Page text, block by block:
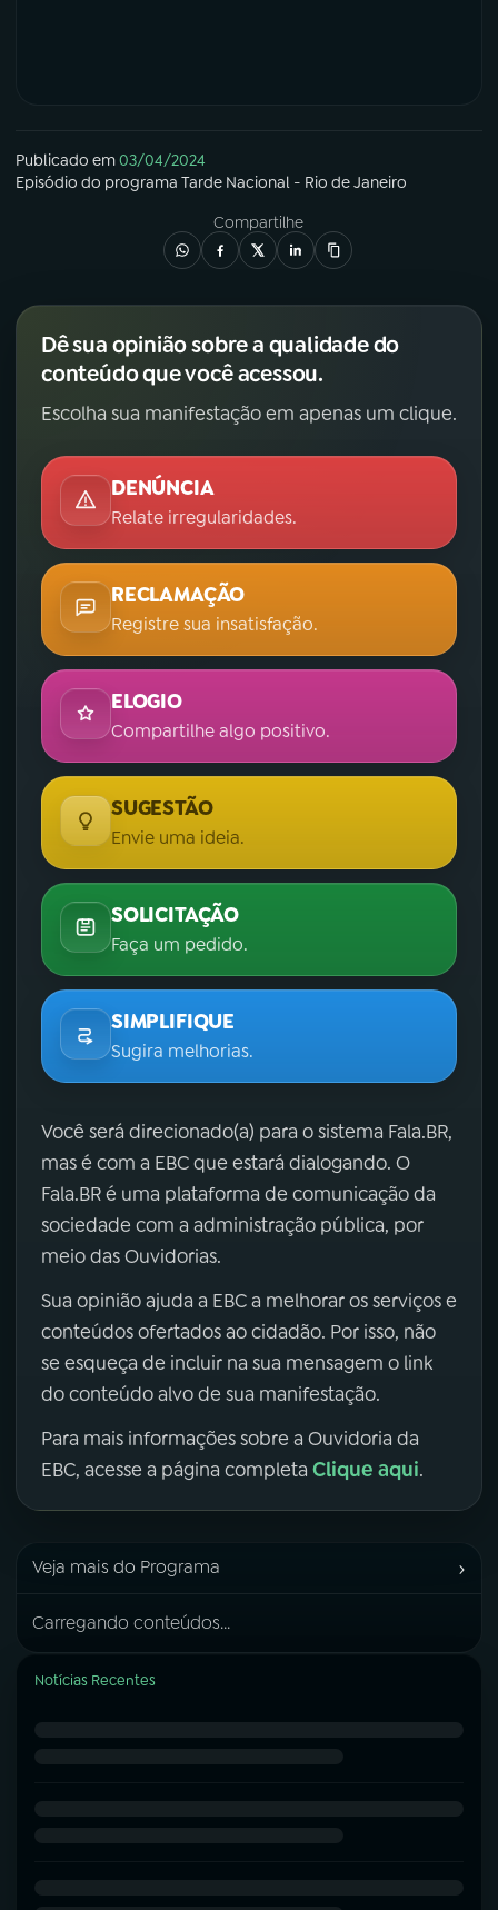
Publicado em03/04/2024
Episódio do programa Tarde Nacional - Rio de Janeiro
Compartilhe
Dê sua opinião sobre a qualidade do
conteúdo que você acessou.
Escolha sua manifestação em apenas um clique.
DENÚNCIA
Relate irregularidades.
RECLAMAÇÃO
Registre sua insatisfação.
ELOGIO
Compartilhe algo positivo.
SUGESTÃO
Envie uma ideia.
SOLICITAÇÃO
Faça um pedido.
SIMPLIFIQUE
Sugira melhorias.
Você será direcionado(a) para o sistema Fala.BR,
mas é com a EBC que estará dialogando. O
Fala.BR é uma plataforma de comunicação da
sociedade com a administração pública, por
meio das Ouvidorias.
Sua opinião ajuda a EBC a melhorar os serviços e
conteúdos ofertados ao cidadão. Por isso, não
se esqueça de incluir na sua mensagem o link
do conteúdo alvo de sua manifestação.
Para mais informações sobre a Ouvidoria da
EBC, acesse a página completa Clique aqui.
Veja mais do Programa ›
Carregando conteúdos...
Notícias Recentes